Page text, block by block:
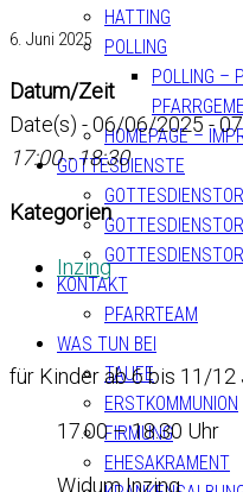
HATTING
POLLING
POLLING –
HOMEPAGE –
GOTTESDIENSTE
KONTAKT
PFARRTEAM
WAS TUN BEI
TAUFE
ERSTKOMMUNION
FIRMUNG
EHESAKRAMENT
6. Juni 2025
Datum/Zeit
Date(s) - 06/06/2025 -
17:00 - 18:30
Kategorien
Inzing
für Kinder ab 6 bis 11/12
17.00 – 18.30 Uhr
Widum Inzing